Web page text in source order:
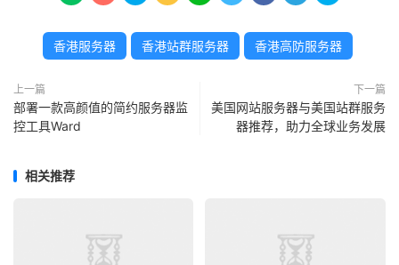
IP数量 1个独立IP 1个独立IP
价格参考 ¥499/月 ¥899/月
三、香港高防服务器：应对DDoS攻击的利器
电商等行业的首选。通过部署高防线路和智能清洗设备，有
香港服务器 香港站群服务器 香港高防服务器
上一篇
部署一款高颜值的简约服务器监
控工具Ward
下一篇
美国网站服务器与美国站群服务
器推荐，助力全球业务发展
相关推荐